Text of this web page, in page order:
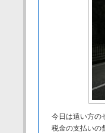
今日は遠い方の
税金の支払いの